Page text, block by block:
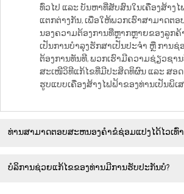
ທົ່ວໄປ ແລະ ບັນຫາທີ່ສັບສົນໃນເຄື່ອງສ້າງໄ
ແຕກຕ່າງກັນ, ເພື່ອໃຫ້ພວກເຮົາສາມາດຕ
ນອງຄວາມຕ້ອງການທີ່ຫຼາກຫຼາຍຂອງລູກຄ້
ເປັນການບໍາລຸງຮັກສາເປັນປະຈຳ ຫຼື ການຊ່
ຕ້ອງການທັນທີ, ພວກເຮົາມີຄວາມຊ່ຽວຊາ
ສະເໜີວິທີແກ້ໄຂທີ່ມີປະສິດທິຜົນ ແລະ ສອດ
ຮູບແບບເຄື່ອງສ້າງໄຟຟ້າຂອງທ່ານເປັນພິເສ
ທ່ານສາມາດຕອບສະຫນອງຄຳຂໍຊ່ອມແປງໄດ້ໄວເທົ່າ
ບໍລິການຊ່ວຍແກ້ໄຂຂອງທ່ານມີການຮັບປະກັນບໍ?